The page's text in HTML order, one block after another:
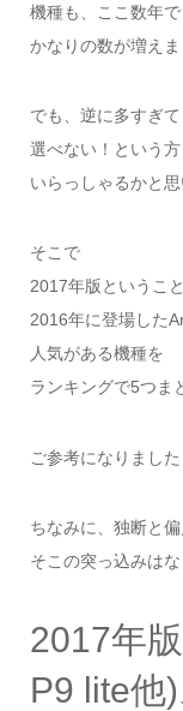
機種も、ここ数年で
かなりの数が増えま
でも、逆に多すぎて
選べない！という方
いらっしゃるかと思
そこで
2017年版というこ
2016年に登場した
人気がある機種を
ランキングで5つま
ご参考になりました
ちなみに、独断と
そこの突っ込みは
2017年
P9 lite他